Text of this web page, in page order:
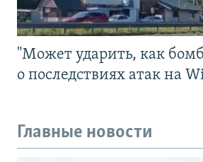
"Может ударить, как
о последствиях атак на
Главные новости